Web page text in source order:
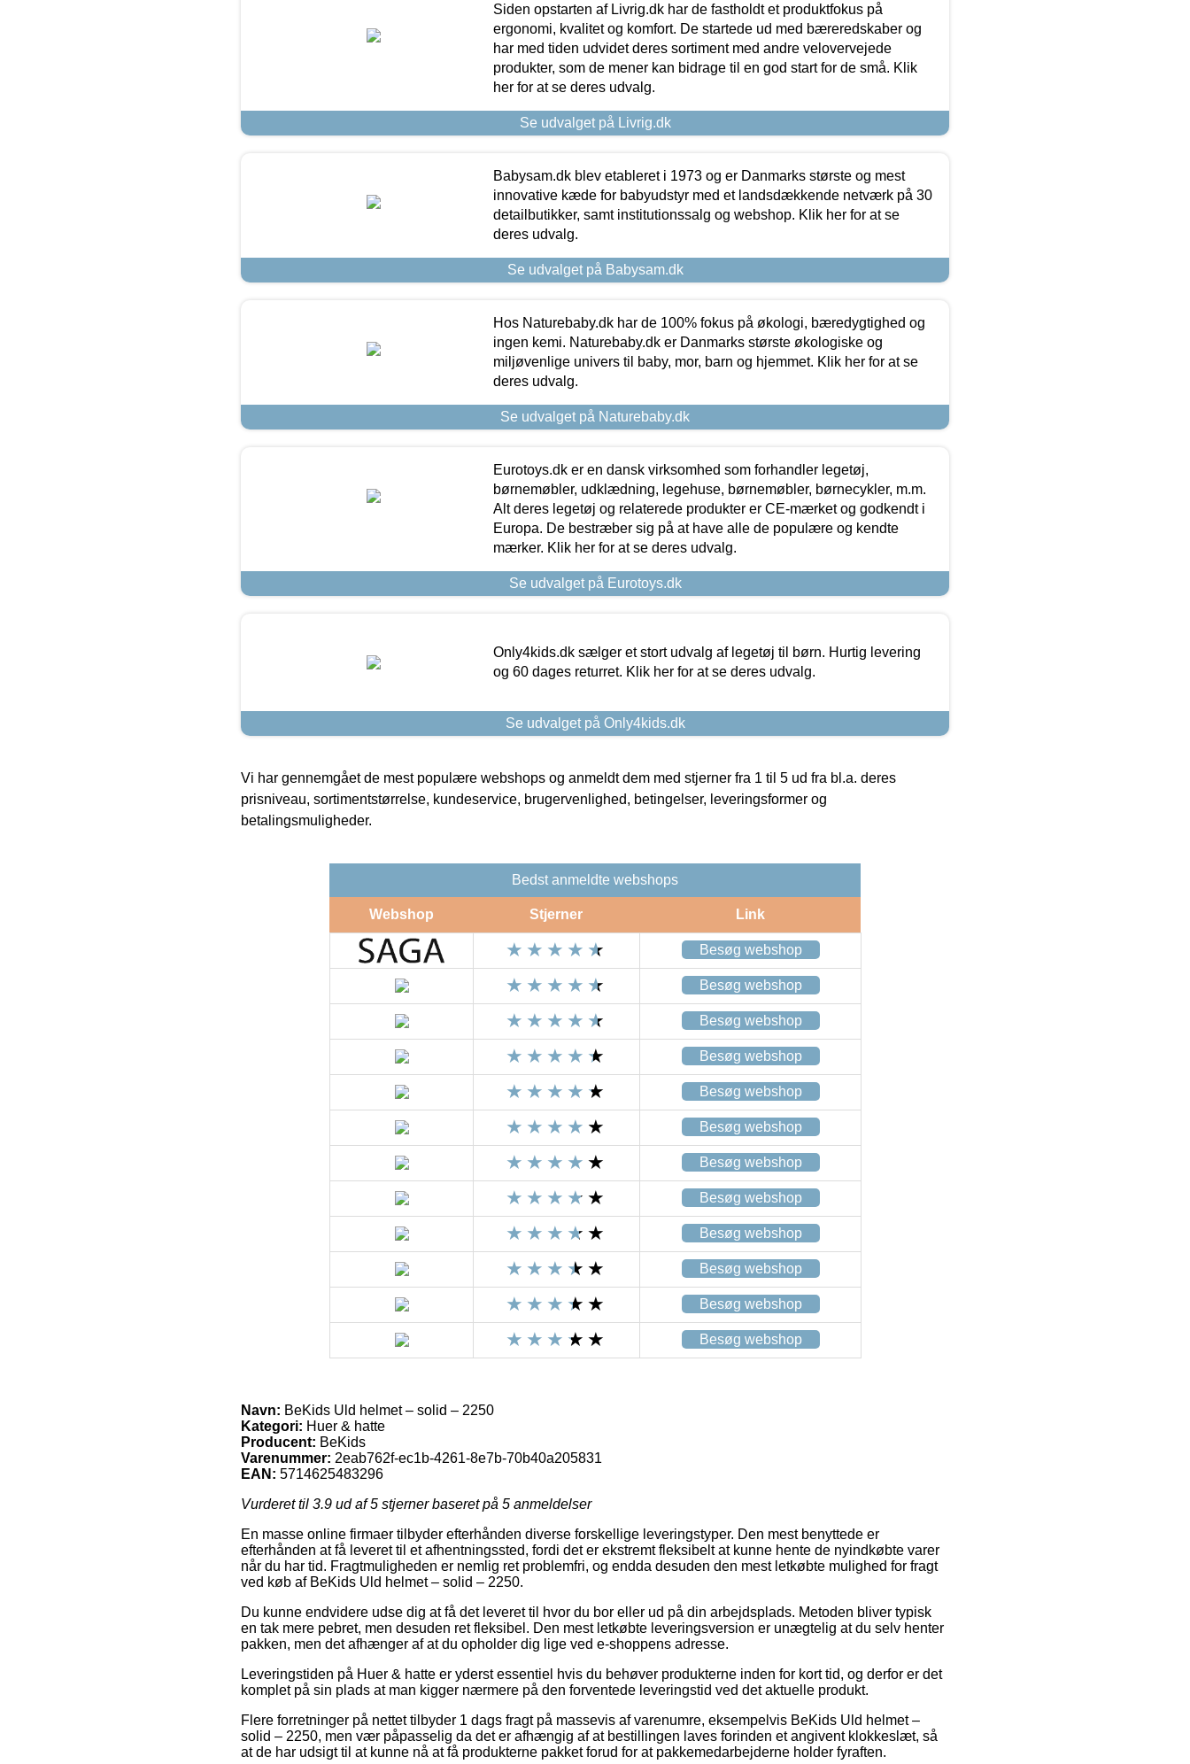
Siden opstarten af Livrig.dk har de fastholdt et produktfokus på
ergonomi, kvalitet og komfort. De startede ud med bæreredskaber og
har med tiden udvidet deres sortiment med andre velovervejede
produkter, som de mener kan bidrage til en god start for de små. Klik
her for at se deres udvalg.
Se udvalget på Livrig.dk
Babysam.dk blev etableret i 1973 og er Danmarks største og mest
innovative kæde for babyudstyr med et landsdækkende netværk på 30
detailbutikker, samt institutionssalg og webshop. Klik her for at se
deres udvalg.
Se udvalget på Babysam.dk
Hos Naturebaby.dk har de 100% fokus på økologi, bæredygtighed og
ingen kemi. Naturebaby.dk er Danmarks største økologiske og
miljøvenlige univers til baby, mor, barn og hjemmet. Klik her for at se
deres udvalg.
Se udvalget på Naturebaby.dk
Eurotoys.dk er en dansk virksomhed som forhandler legetøj,
børnemøbler, udklædning, legehuse, børnemøbler, børnecykler, m.m.
Alt deres legetøj og relaterede produkter er CE-mærket og godkendt i
Europa. De bestræber sig på at have alle de populære og kendte
mærker. Klik her for at se deres udvalg.
Se udvalget på Eurotoys.dk
Only4kids.dk sælger et stort udvalg af legetøj til børn. Hurtig levering
og 60 dages returret. Klik her for at se deres udvalg.
Se udvalget på Only4kids.dk
Vi har gennemgået de mest populære webshops og anmeldt dem med stjerner fra 1 til 5 ud fra bl.a. deres
prisniveau, sortimentstørrelse, kundeservice, brugervenlighed, betingelser, leveringsformer og
betalingsmuligheder.
Bedst anmeldte webshops
Webshop Stjerner Link
Besøg webshop
Besøg webshop
Besøg webshop
Besøg webshop
Besøg webshop
Besøg webshop
Besøg webshop
Besøg webshop
Besøg webshop
Besøg webshop
Besøg webshop
Besøg webshop
Navn: BeKids Uld helmet – solid – 2250
Kategori: Huer & hatte
Producent: BeKids
Varenummer: 2eab762f-ec1b-4261-8e7b-70b40a205831
EAN: 5714625483296
Vurderet til 3.9 ud af 5 stjerner baseret på 5 anmeldelser
En masse online firmaer tilbyder efterhånden diverse forskellige leveringstyper. Den mest benyttede er
efterhånden at få leveret til et afhentningssted, fordi det er ekstremt fleksibelt at kunne hente de nyindkøbte varer
når du har tid. Fragtmuligheden er nemlig ret problemfri, og endda desuden den mest letkøbte mulighed for fragt
ved køb af BeKids Uld helmet – solid – 2250.
Du kunne endvidere udse dig at få det leveret til hvor du bor eller ud på din arbejdsplads. Metoden bliver typisk
en tak mere pebret, men desuden ret fleksibel. Den mest letkøbte leveringsversion er unægtelig at du selv henter
pakken, men det afhænger af at du opholder dig lige ved e-shoppens adresse.
Leveringstiden på Huer & hatte er yderst essentiel hvis du behøver produkterne inden for kort tid, og derfor er det
komplet på sin plads at man kigger nærmere på den forventede leveringstid ved det aktuelle produkt.
Flere forretninger på nettet tilbyder 1 dags fragt på massevis af varenumre, eksempelvis BeKids Uld helmet –
solid – 2250, men vær påpasselig da det er afhængig af at bestillingen laves forinden et angivent klokkeslæt, så
at de har udsigt til at kunne nå at få produkterne pakket forud for at pakkemedarbejderne holder fyraften.